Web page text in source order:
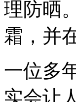
理防晒
霜，并
一位多
实会让